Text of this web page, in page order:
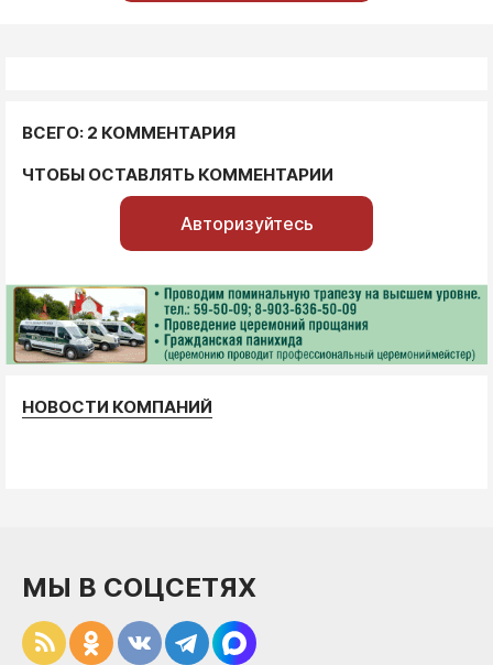
ВСЕГО: 2 КОММЕНТАРИЯ
ЧТОБЫ ОСТАВЛЯТЬ КОММЕНТАРИИ
Авторизуйтесь
НОВОСТИ КОМПАНИЙ
МЫ В СОЦСЕТЯХ